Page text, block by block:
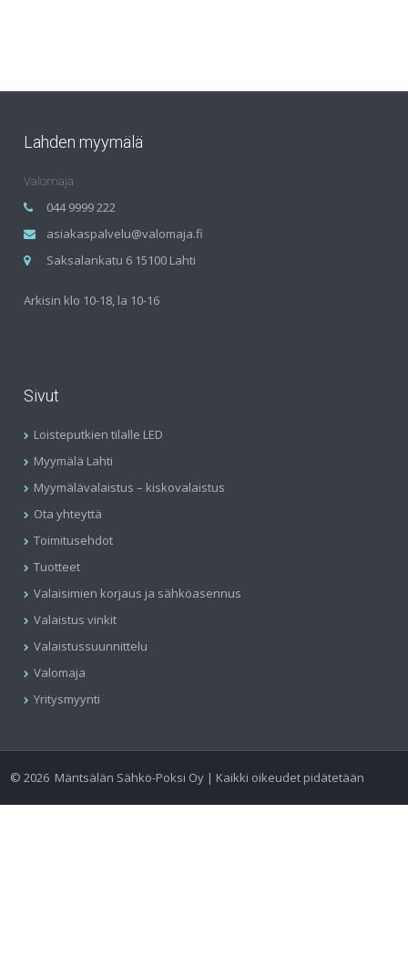
Lahden myymälä
Valomaja
044 9999 222
asiakaspalvelu@valomaja.fi
Saksalankatu 6 15100 Lahti
Arkisin klo 10-18, la 10-16
Sivut
Loisteputkien tilalle LED
Myymälä Lahti
Myymälävalaistus – kiskovalaistus
Ota yhteyttä
Toimitusehdot
Tuotteet
Valaisimien korjaus ja sähköasennus
Valaistus vinkit
Valaistussuunnittelu
Valomaja
Yritysmyynti
©2026 Mäntsälän Sähkö-Poksi Oy | Kaikki oikeudet pidätetään